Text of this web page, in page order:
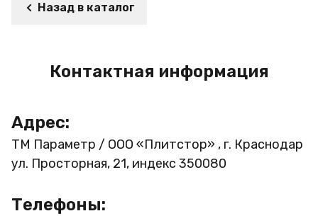
Назад в каталог
Контактная информация
Адрес:
ТМ Параметр / ООО «Плитстор» , г. Краснодар
ул. Просторная, 21, индекс 350080
Телефоны: